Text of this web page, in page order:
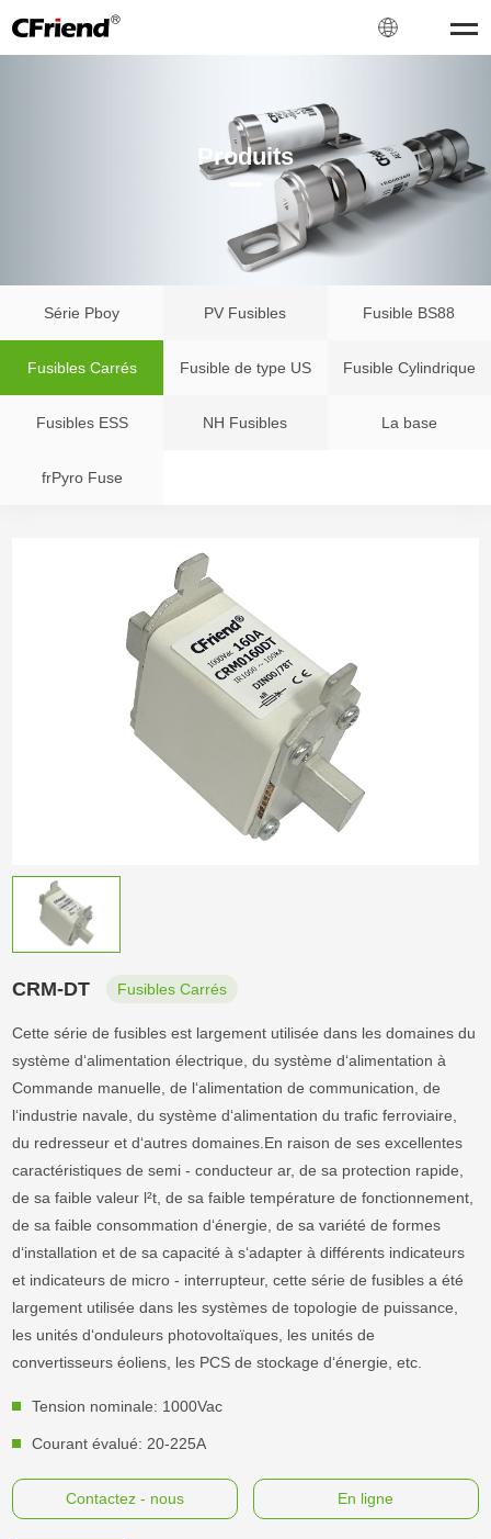
Produits
Série Pboy PV Fusibles Fusible BS88
Fusibles Carrés Fusible de type US Fusible Cylindrique
Fusibles ESS NH Fusibles La base
frPyro Fuse
CRM-DT Fusibles Carrés
Cette série de fusibles est largement utilisée dans les domaines du
système d‘alimentation électrique, du système d‘alimentation à
Commande manuelle, de l‘alimentation de communication, de
l‘industrie navale, du système d‘alimentation du trafic ferroviaire,
du redresseur et d‘autres domaines.En raison de ses excellentes
caractéristiques de semi - conducteur ar, de sa protection rapide,
de sa faible valeur l²t, de sa faible température de fonctionnement,
de sa faible consommation d‘énergie, de sa variété de formes
d‘installation et de sa capacité à s‘adapter à différents indicateurs
et indicateurs de micro - interrupteur, cette série de fusibles a été
largement utilisée dans les systèmes de topologie de puissance,
les unités d‘onduleurs photovoltaïques, les unités de
convertisseurs éoliens, les PCS de stockage d‘énergie, etc.
Tension nominale: 1000Vac
Courant évalué: 20-225A
Contactez - nous En ligne